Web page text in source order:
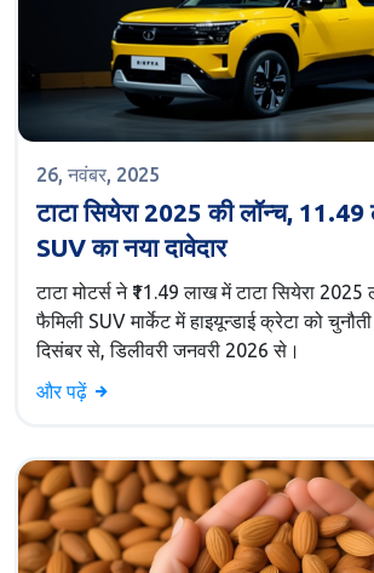
26, नवंबर, 2025
टाटा सियेरा 2025 की लॉन्च,
SUV का नया दावेदार
टाटा मोटर्स ने ₹11.49 लाख में टाटा सियेरा 2025
फैमिली SUV मार्केट में हाइयून्डाई क्रेटा को
दिसंबर से, डिलीवरी जनवरी 2026 से।
और पढ़ें